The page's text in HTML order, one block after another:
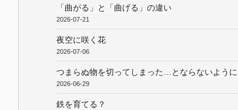
「曲がる」と「曲げる」の違い
2026-07-21
夜空に咲く花
2026-07-06
つまらぬ物を切ってしまった…とならないように
2026-06-29
鉄を育てる？